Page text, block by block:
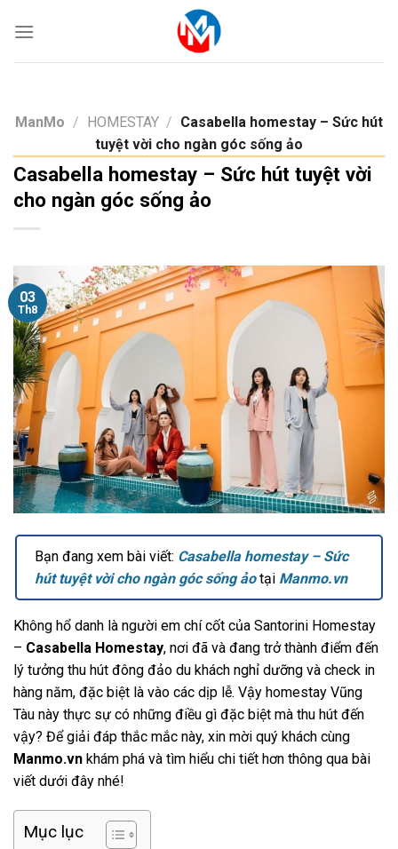
ManMo / HOMESTAY / Casabella homestay – Sức hút
tuyệt vời cho ngàn góc sống ảo
Casabella homestay – Sức hút tuyệt vời
cho ngàn góc sống ảo
03
Th8
Bạn đang xem bài viết: Casabella homestay – Sức
hút tuyệt vời cho ngàn góc sống ảotại Manmo.vn
Không hổ danh là người em chí cốt của Santorini Homestay
– Casabella Homestay, nơi đã và đang trở thành điểm đến
lý tưởng thu hút đông đảo du khách nghỉ dưỡng và check in
hàng năm, đặc biệt là vào các dịp lễ. Vậy homestay Vũng
Tàu này thực sự có những điều gì đặc biệt mà thu hút đến
vậy? Để giải đáp thắc mắc này, xin mời quý khách cùng
Manmo.vn khám phá và tìm hiểu chi tiết hơn thông qua bài
viết dưới đây nhé!
Mục lục